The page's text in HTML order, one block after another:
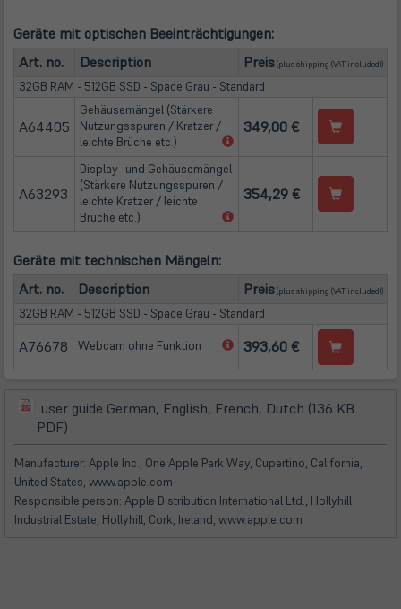
Geräte mit optischen Beeinträchtigungen:
Art. no.
Description Preis(plusshipping (VAT included))
32GB RAM - 512GB SSD - Space Grau - Standard
A64405
Gehäusemängel (Stärkere
Nutzungsspuren / Kratzer /
leichte Brüche etc.)
(öffnet
Tab)
349,00 €
A63293
Display- und Gehäusemängel
(Stärkere Nutzungsspuren /
leichte Kratzer / leichte
Brüche etc.)
(öffnet
354,29 €
Geräte mit technischen Mängeln:
Art. no.
Description Preis(plusshipping (VAT included))
32GB RAM - 512GB SSD - Space Grau - Standard
A76678 Webcam ohne Funktion
(öffnet
393,60 €
(öffnet
in
neuem
Tab)
user guide German, English, French, Dutch (136 KB
PDF)
in
neuem
Tab)
Manufacturer: Apple Inc., One Apple Park Way, Cupertino, California,
United States, www.apple.com
Responsible person: Apple Distribution International Ltd., Hollyhill
Industrial Estate, Hollyhill, Cork, Ireland, www.apple.com